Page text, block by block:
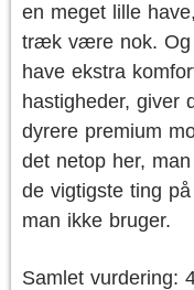
en meget lille
træk være nok. Og
have ekstra
hastigheder, giver
dyrere premium
det netop her,
de vigtigste ting
man ikke bruger.
Samlet vurdering: